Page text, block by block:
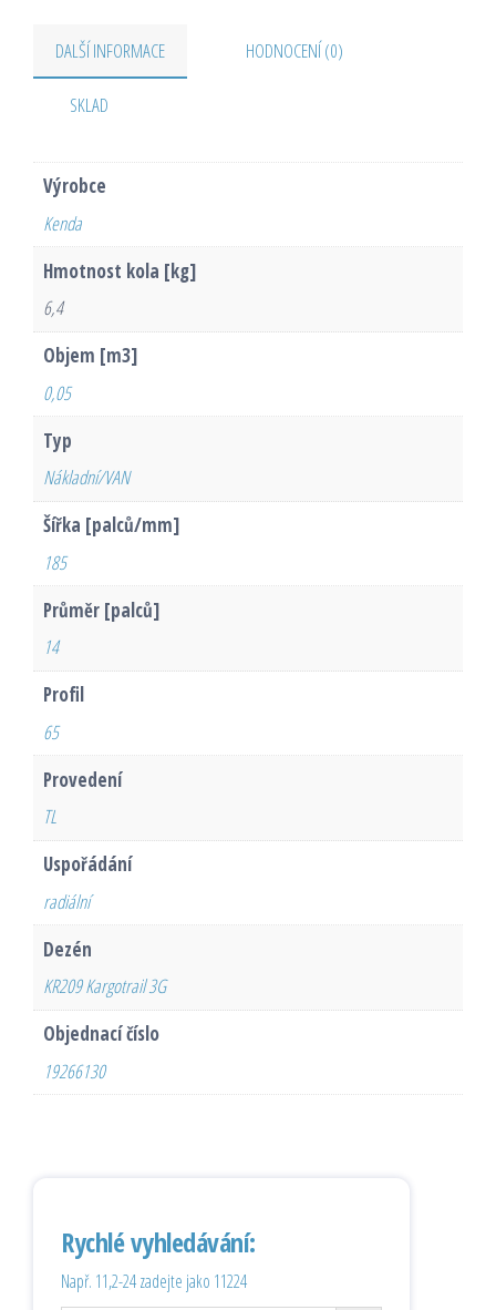
DALŠÍ INFORMACE HODNOCENÍ (0)
SKLAD
Výrobce
Kenda
Hmotnost kola [kg]
6,4
Objem [m3]
0,05
Typ
Nákladní/VAN
Šířka [palců/mm]
185
Průměr [palců]
14
Profil
65
Provedení
TL
Uspořádání
radiální
Dezén
KR209 Kargotrail 3G
Objednací číslo
19266130
Rychlé vyhledávání:
Např. 11,2-24 zadejte jako 11224